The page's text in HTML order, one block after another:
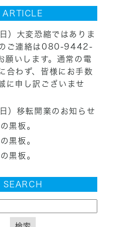
ARTICLE
）大変恐縮ではありま
ご連絡は080-9442-
いします。通常の電
合わず、皆様にお手数
に申し訳ございませ
）移転開業のお知らせ
黒板。
黒板。
黒板。
SEARCH